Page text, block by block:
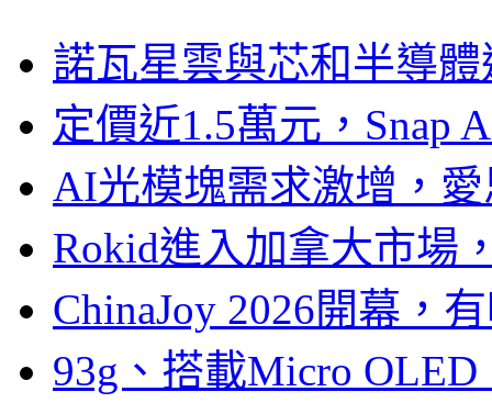
諾瓦星雲與芯和半導
定價近1.5萬元，Snap
AI光模塊需求激增，
Rokid進入加拿大市場
ChinaJoy 2026開幕，
93g、搭載Micro